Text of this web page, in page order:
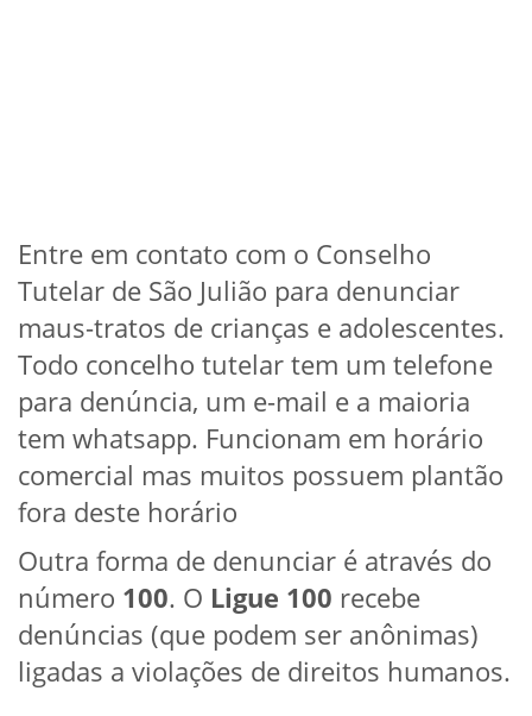
Entre em contato com o Conselho
Tutelar de São Julião para denunciar
maus-tratos de crianças e adolescentes.
Todo concelho tutelar tem um telefone
para denúncia, um e-mail e a maioria
tem whatsapp. Funcionam em horário
comercial mas muitos possuem plantão
fora deste horário
Outra forma de denunciar é através do
número 100. O Ligue 100 recebe
denúncias (que podem ser anônimas)
ligadas a violações de direitos humanos.